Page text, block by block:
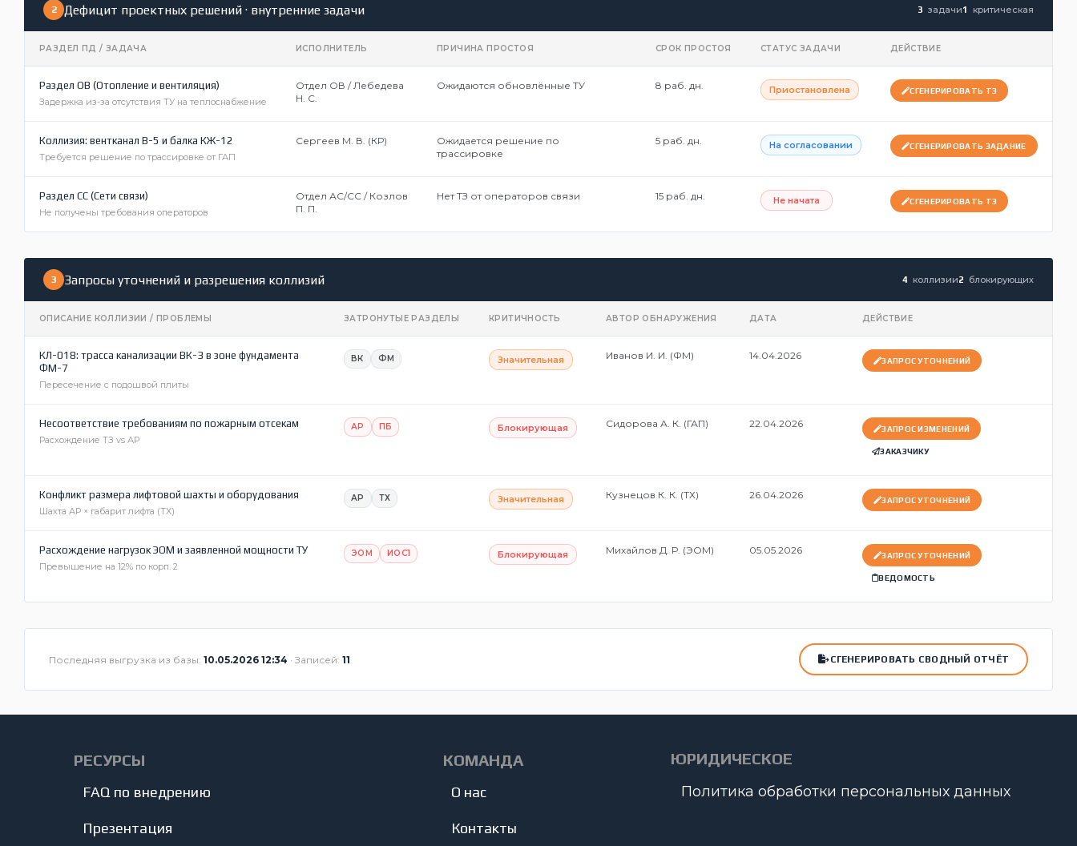
2 Дефицит проектных решений · внутренние задачи 3 задачи1 критическая
РАЗДЕЛ ПД / ЗАДАЧА ИСПОЛНИТЕЛЬ ПРИЧИНА ПРОСТОЯ СРОК ПРОСТОЯ СТАТУС ЗАДАЧИ ДЕЙСТВИЕ
Раздел ОВ (Отопление и вентиляция)
Задержка из-за отсутствия ТУ на теплоснабжение
Отдел ОВ / Лебедева
Н. С.
Ожидаются обновлённые ТУ 8 раб. дн. Приостановлена СГЕНЕРИРОВАТЬ ТЗ
Коллизия: вентканал В-5 и балка КЖ-12
Требуется решение по трассировке от ГАП
Сергеев М. В. (КР)
Ожидается решение по
трассировке
5 раб. дн. На согласовании СГЕНЕРИРОВАТЬ ЗАДАНИЕ
Раздел СС (Сети связи)
Не получены требования операторов
Отдел АС/СС / Козлов
П. П.
Нет ТЗ от операторов связи 15 раб. дн. Не начата СГЕНЕРИРОВАТЬ ТЗ
3 Запросы уточнений и разрешения коллизий 4 коллизии2 блокирующих
ОПИСАНИЕ КОЛЛИЗИИ / ПРОБЛЕМЫ ЗАТРОНУТЫЕ РАЗДЕЛЫ КРИТИЧНОСТЬ АВТОР ОБНАРУЖЕНИЯ ДАТА ДЕЙСТВИЕ
КЛ-018: трасса канализации ВК-3 в зоне фундамента
ФМ-7
Пересечение с подошвой плиты
ВК ФМ Значительная Иванов И. И. (ФМ) 14.04.2026 ЗАПРОС УТОЧНЕНИЙ
Несоответствие требованиям по пожарным отсекам
Расхождение ТЗ vs АР
АР ПБ Блокирующая Сидорова А. К. (ГАП) 22.04.2026 ЗАПРОС ИЗМЕНЕНИЙ
ЗАКАЗЧИКУ
Конфликт размера лифтовой шахты и оборудования
Шахта АР × габарит лифта (ТХ)
АР ТХ Значительная Кузнецов К. К. (ТХ) 26.04.2026 ЗАПРОС УТОЧНЕНИЙ
Расхождение нагрузок ЭОМ и заявленной мощности ТУ
Превышение на 12% по корп. 2
ЭОМ ИОС1 Блокирующая Михайлов Д. Р. (ЭОМ) 05.05.2026 ЗАПРОС УТОЧНЕНИЙ
ВЕДОМОСТЬ
Последняя выгрузка из базы: 10.05.2026 12:34 · Записей: 11 СГЕНЕРИРОВАТЬ СВОДНЫЙ ОТЧЁТ
Политика обработки персональных данных
Презентация
FAQ по внедрению О нас
Контакты
ЮРИДИЧЕСКОЕ
РЕСУРСЫ КОМАНДА